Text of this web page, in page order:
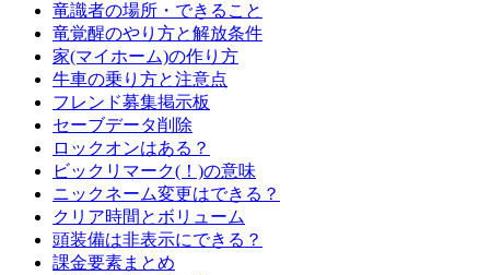
竜識者の場所・できること
竜覚醒のやり方と解放条件
家(マイホーム)の作り方
牛車の乗り方と注意点
フレンド募集掲示板
セーブデータ削除
ロックオンはある？
ビックリマーク(！)の意味
ニックネーム変更はできる？
クリア時間とボリューム
頭装備は非表示にできる？
課金要素まとめ